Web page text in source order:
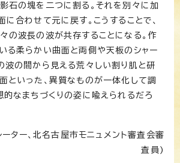
石の塊を二つに割る。それを別々に加
合わせて元に戻す。こうすることで、
の波長の波が共存することになる。作
る柔らかい曲面と両側や天板のシャー
波の間から見える荒々しい割り肌と研
といった、異質なものが一体化して調
的なまちづくりの姿に喩えられるだろ
ター、北名古屋市モニュメント審査会審
査員)